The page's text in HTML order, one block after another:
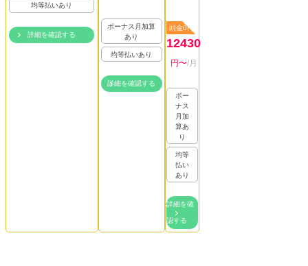
均等払いあり
詳細を確認する
ボーナス月加算
あり
均等払いあり
詳細を確認する
頭金0円
12430
円〜/月
ボー
ナス
月加
算あ
り
均等
払い
あり
詳細を確
認する